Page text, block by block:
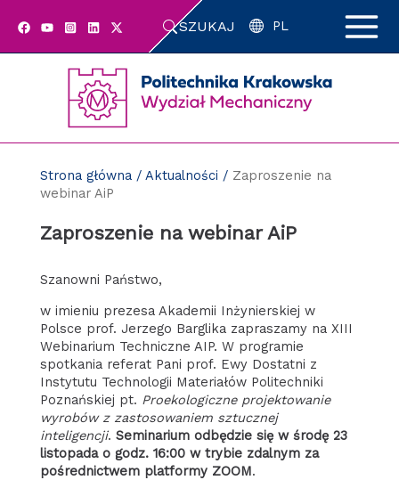
SZUKAJ PL
Strona główna/ Aktualności / Zaproszenie na
webinar AiP
Zaproszenie na webinar AiP
Szanowni Państwo,
w imieniu prezesa Akademii Inżynierskiej w
Polsce prof. Jerzego Barglika zapraszamy na XIII
Webinarium Techniczne AIP. W programie
spotkania referat Pani prof. Ewy Dostatni z
Instytutu Technologii Materiałów Politechniki
Poznańskiej pt. Proekologiczne projektowanie
wyrobów z zastosowaniem sztucznej
inteligencji. Seminarium odbędzie się w środę 23
listopada o godz. 16:00 w trybie zdalnym za
pośrednictwem platformy ZOOM.